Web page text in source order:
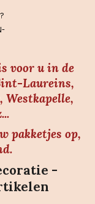
voor u in de
Laureins,
Westkapelle,
pakketjes op,
-